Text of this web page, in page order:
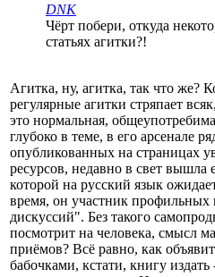
DNK
Чёрт побери, откуда
статьях агитки?!
Агитка, ну, агитка, так что же?
регулярные агитки стряпает
это нормальная,
глубоко в теме, в его арсенале
опубликованных на страницах
ресурсов, недавно в свет вышла
которой на русский язык
время, он участник
дискуссий". Без такого
посмотрит на человека, смысл
приёмов? Всё равно, как
бабочками, кстати, книгу